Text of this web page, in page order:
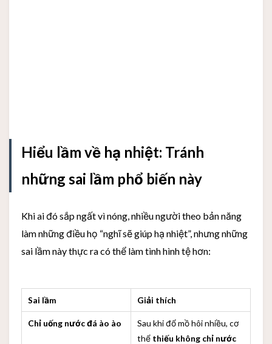
Hiểu lầm về hạ nhiệt: Tránh
những sai lầm phổ biến này
Khi ai đó sắp ngất vì nóng, nhiều người theo bản năng
làm những điều họ “nghĩ sẽ giúp hạ nhiệt”, nhưng những
sai lầm này thực ra có thể làm tình hình tệ hơn:
Sai lầm Giải thích
Chỉ uống nước đá ào ào
Sau khi đổ mồ hôi nhiều, cơ
thể thiếu không chỉ nước